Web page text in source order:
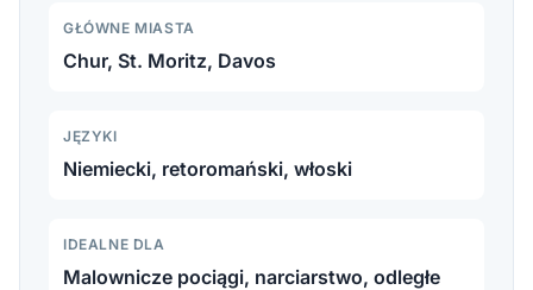
GŁÓWNE MIASTA
Chur, St. Moritz, Davos
JĘZYKI
Niemiecki, retoromański, włoski
IDEALNE DLA
Malownicze pociągi, narciarstwo, odległe